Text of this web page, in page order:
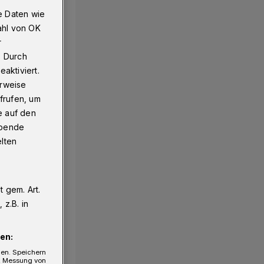
Daten wie
von OK
Durch
um
auf den
gem. Art.
z.B. in
Speichern
von